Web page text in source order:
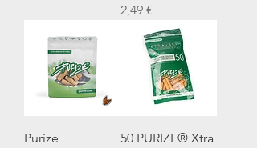
Preis
2,49 €
Purize
50 PURIZE® Xtra